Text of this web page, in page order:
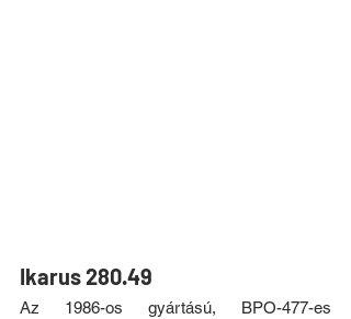
Ikarus 280.49
Az 1986-os gyártású, BPO-477-es